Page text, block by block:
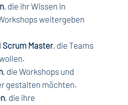
, die ihr Wissen in
weitergeben
Scrum Master, die Teams
, die Workshops und
gestalten möchten.
, die ihre